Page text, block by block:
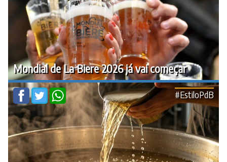
Mondial de La Biere 2026 já vai começar
#EstiloPdB